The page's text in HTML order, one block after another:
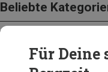
Beliebte
Für Deine